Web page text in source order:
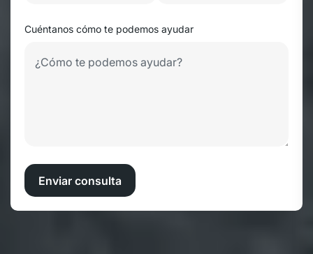
Cuéntanos cómo te podemos ayudar
Enviar consulta